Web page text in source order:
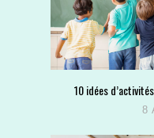
10 idées
8